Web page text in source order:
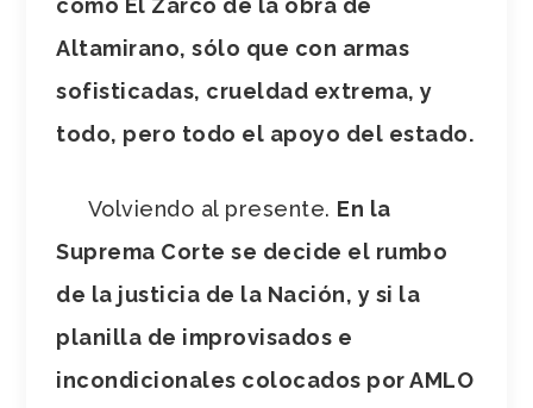
Altamirano, sólo que con armas
sofisticadas, crueldad extrema, y
todo, pero todo el apoyo del estado.
Volviendo al presente. En la
Suprema Corte se decide el rumbo
de la justicia de la Nación, y si la
planilla de improvisados e
incondicionales colocados por AMLO